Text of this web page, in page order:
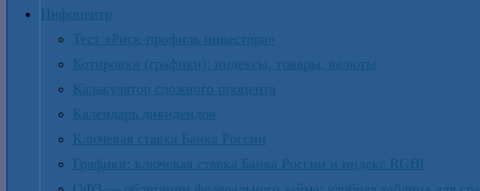
Инфоцентр
Тест «Риск-профиль инвестора»
Котировки (графики): индексы, товары, валюты
Калькулятор сложного процента
Календарь дивидендов
Ключевая ставка Банка России
Графики: ключевая ставка Банка России и индекс RGBI